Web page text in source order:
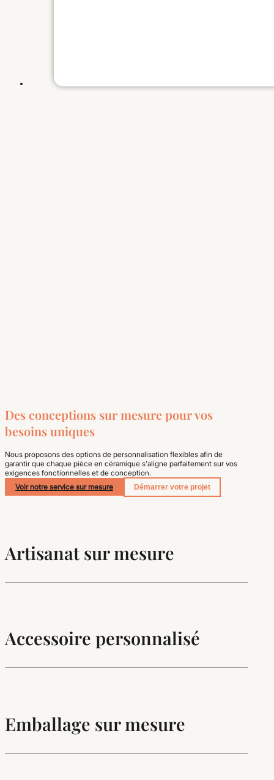
Des conceptions sur mesure pour vos
besoins uniques
Nous proposons des options de personnalisation flexibles afin de
garantir que chaque pièce en céramique s'aligne parfaitement sur vos
exigences fonctionnelles et de conception.
Voir notre service sur mesure
Démarrer votre projet
Artisanat sur mesure
Accessoire personnalisé
Emballage sur mesure